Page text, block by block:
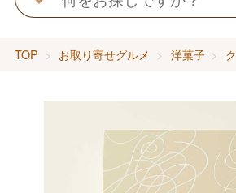
TOP お取り寄せグルメ 洋菓子